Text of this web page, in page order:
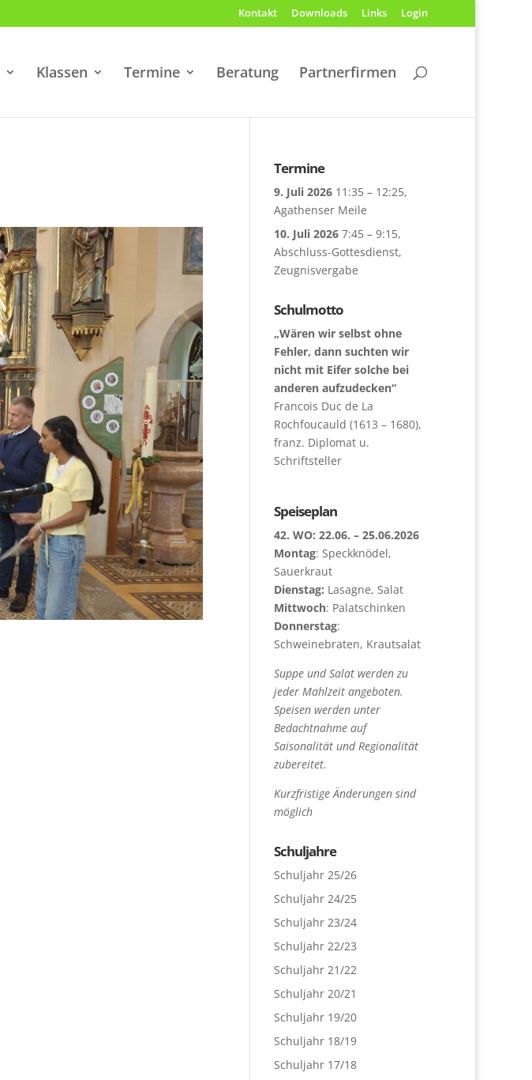
Kontakt Downloads Links Login
Klassen Termine Beratung Partnerfirmen
Termine
9. Juli 2026 11:35 – 12:25,
Agathenser Meile
10. Juli 2026 7:45 – 9:15,
Abschluss-Gottesdienst,
Zeugnisvergabe
Schulmotto
„Wären wir selbst ohne
Fehler, dann suchten wir
nicht mit Eifer solche bei
anderen aufzudecken“
Francois Duc de La
Rochfoucauld (1613 – 1680),
franz. Diplomat u.
Schriftsteller
Speiseplan
42. WO: 22.06. – 25.06.2026
Montag: Speckknödel,
Sauerkraut
Dienstag: Lasagne, Salat
Mittwoch: Palatschinken
Donnerstag:
Schweinebraten, Krautsalat
Suppe und Salat werden zu
jeder Mahlzeit angeboten.
Speisen werden unter
Bedachtnahme auf
Saisonalität und Regionalität
zubereitet.
Kurzfristige Änderungen sind
möglich
Schuljahre
Schuljahr 25/26
Schuljahr 24/25
Schuljahr 23/24
Schuljahr 22/23
Schuljahr 21/22
Schuljahr 20/21
Schuljahr 19/20
Schuljahr 18/19
Schuljahr 17/18